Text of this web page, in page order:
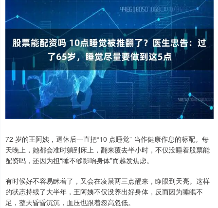
72 岁的王阿姨，退休后一直把“10 点睡觉” 当作健康作息的标配。每
天晚上，她都会准时躺到床上，翻来覆去半小时，不仅没睡着股票能
配资吗，还因为担“睡不够影响身体”而越发焦虑。
有时候好不容易眯着了，又会在凌晨两三点醒来，睁眼到天亮。这样
的状态持续了大半年，王阿姨不仅没养出好身体，反而因为睡眠不
足，整天昏昏沉沉，血压也跟着忽高忽低。